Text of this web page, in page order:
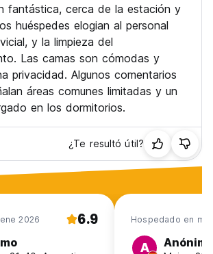
fantástica, cerca de la estación y
huéspedes elogian al personal
y la limpieza del
Las camas son cómodas y
privacidad. Algunos comentarios
áreas comunes limitadas y un
en los dormitorios.
¿Te resultó útil?
2026 6.9 Hospedado en
A